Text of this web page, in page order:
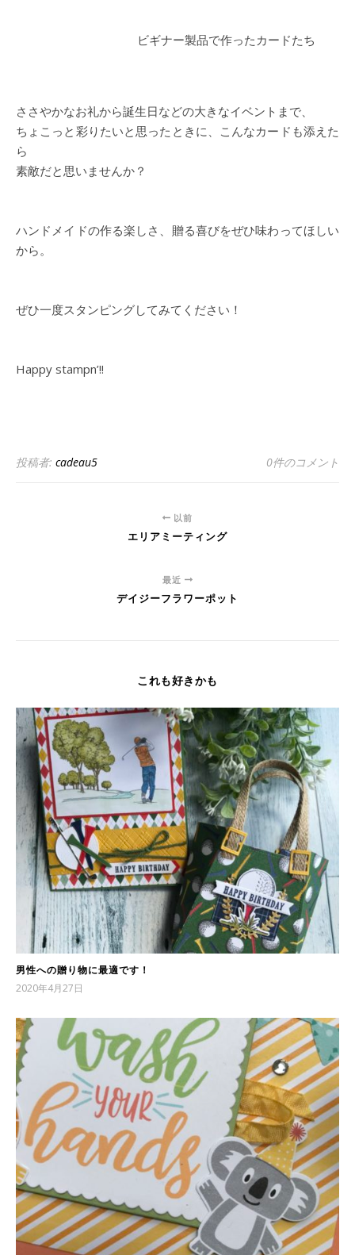
ビギナー製品で作ったカードたち
ささやかなお礼から誕生日などの大きなイベントまで、
ちょこっと彩りたいと思ったときに、こんなカードも添えた
ら
素敵だと思いませんか？
ハンドメイドの作る楽しさ、贈る喜びをぜひ味わってほしい
から。
ぜひ一度スタンピングしてみてください！
Happy stampn’!!
投稿者: cadeau5 0件のコメント
以前
エリアミーティング
最近
デイジーフラワーポット
これも好きかも
男性への贈り物に最適です！
2020年4月27日